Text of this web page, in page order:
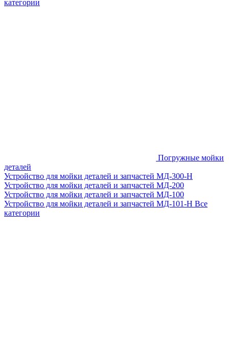
категории
Погружные мойки
деталей
Устройство для мойки деталей и запчастей МД-300-H
Устройство для мойки деталей и запчастей МД-200
Устройство для мойки деталей и запчастей МД-100
Устройство для мойки деталей и запчастей МД-101-Н Все
категории